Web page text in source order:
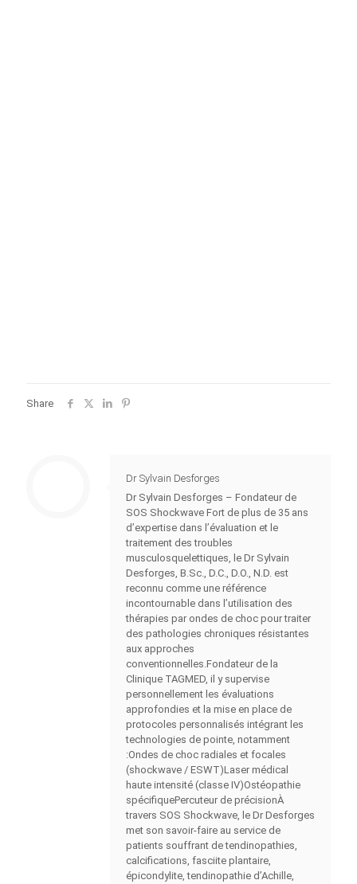
Share
Dr Sylvain Desforges
Dr Sylvain Desforges – Fondateur de
SOS Shockwave Fort de plus de 35 ans
d’expertise dans l’évaluation et le
traitement des troubles
musculosquelettiques, le Dr Sylvain
Desforges, B.Sc., D.C., D.O., N.D. est
reconnu comme une référence
incontournable dans l’utilisation des
thérapies par ondes de choc pour traiter
des pathologies chroniques résistantes
aux approches
conventionnelles.Fondateur de la
Clinique TAGMED, il y supervise
personnellement les évaluations
approfondies et la mise en place de
protocoles personnalisés intégrant les
technologies de pointe, notamment
:Ondes de choc radiales et focales
(shockwave / ESWT)Laser médical
haute intensité (classe IV)Ostéopathie
spécifiquePercuteur de précisionÀ
travers SOS Shockwave, le Dr Desforges
met son savoir-faire au service de
patients souffrant de tendinopathies,
calcifications, fasciite plantaire,
épicondylite, tendinopathie d’Achille,